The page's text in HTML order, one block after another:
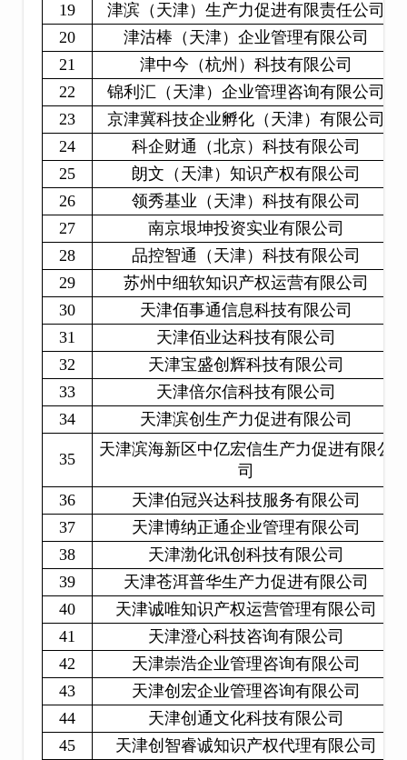
19
津滨（天津）生产力促进有限责任公司
20
津沽棒（天津）企业管理有限公司
21
津中今（杭州）科技有限公司
22
锦利汇（天津）企业管理咨询有限公司
23
京津冀科技企业孵化（天津）有限公司
24
科企财通（北京）科技有限公司
25
朗文（天津）知识产权有限公司
26
领秀基业（天津）科技有限公司
27
南京垠坤投资实业有限公司
28
品控智通（天津）科技有限公司
29
苏州中细软知识产权运营有限公司
30
天津佰事通信息科技有限公司
31
天津佰业达科技有限公司
32
天津宝盛创辉科技有限公司
33
天津倍尔信科技有限公司
34
天津滨创生产力促进有限公司
35
天津滨海新区中亿宏信生产力促进有限公
司
36
天津伯冠兴达科技服务有限公司
37
天津博纳正通企业管理有限公司
38
天津渤化讯创科技有限公司
39
天津苍洱普华生产力促进有限公司
40
天津诚唯知识产权运营管理有限公司
41
天津澄心科技咨询有限公司
42
天津崇浩企业管理咨询有限公司
43
天津创宏企业管理咨询有限公司
44
天津创通文化科技有限公司
45
天津创智睿诚知识产权代理有限公司